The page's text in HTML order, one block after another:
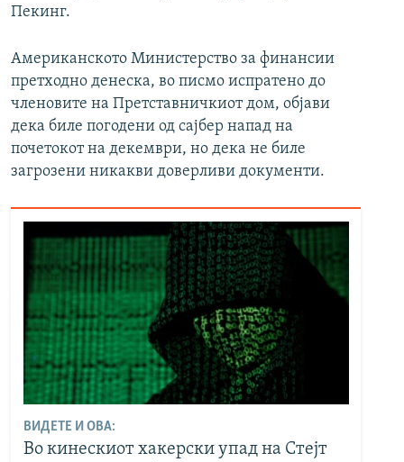
Пекинг.
Американското Министерство за финансии
претходно денеска, во писмо испратено до
членовите на Претставничкиот дом, објави
дека биле погодени од сајбер напад на
почетокот на декември, но дека не биле
загрозени никакви доверливи документи.
ВИДЕТЕ И ОВА:
Во кинескиот хакерски упад на Стејт